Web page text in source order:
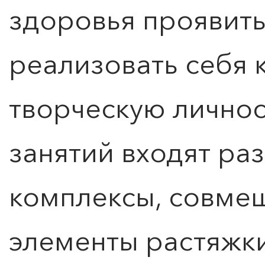
здоровья
реализовать
творческую
занятий входят
комплексы,
элементы